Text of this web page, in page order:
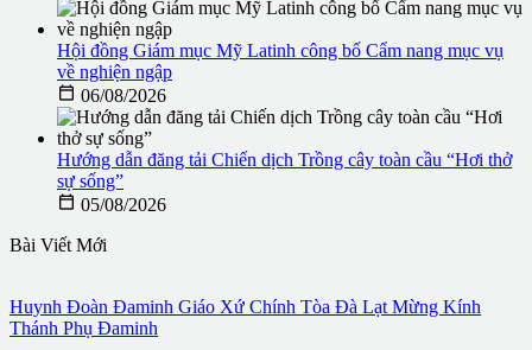
Hội đồng Giám mục Mỹ Latinh công bố Cẩm nang mục vụ
về nghiện ngập
 06/08/2026
Hướng dẫn đăng tải Chiến dịch Trồng cây toàn cầu “Hơi thở
sự sống”
 05/08/2026
Bài Viết Mới
Huynh Đoàn Đaminh Giáo Xứ Chính Tòa Đà Lạt Mừng Kính
Thánh Phụ Đaminh